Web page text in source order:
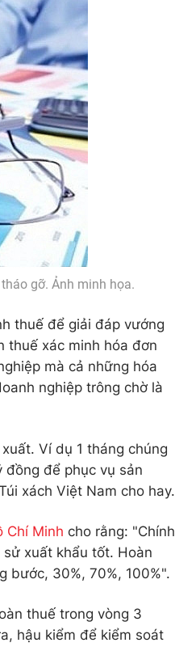
gỡ. Ảnh minh họa.
thuế để giải đáp vướng
thuế xác minh hóa đơn
mà cả những hóa
nghiệp trông chờ là
Ví dụ 1 tháng chúng
để phục vụ sản
xách Việt Nam cho hay.
Chí Minh cho rằng: "Chính
xuất khẩu tốt. Hoàn
bước, 30%, 70%, 100%".
thuế trong vòng 3
hậu kiểm để kiểm soát